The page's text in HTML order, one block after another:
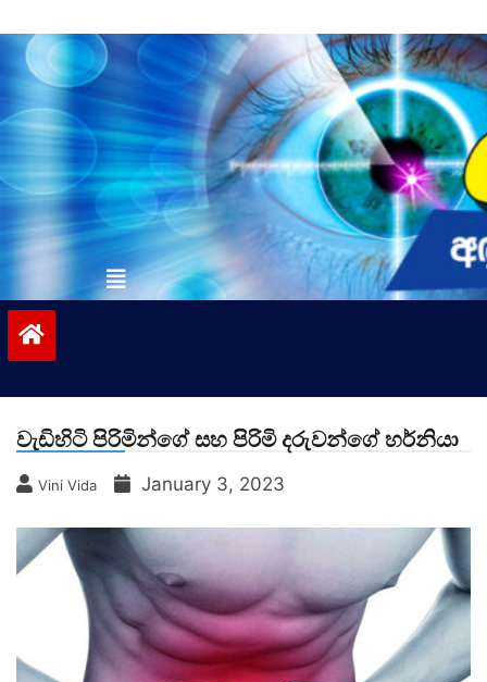
to
contentvinivida.lk
වැඩිහිටි පිරිමින්ගේ සහ පිරිමි දරුවන්ගේ හර්නියා
Vini Vida January 3, 2023